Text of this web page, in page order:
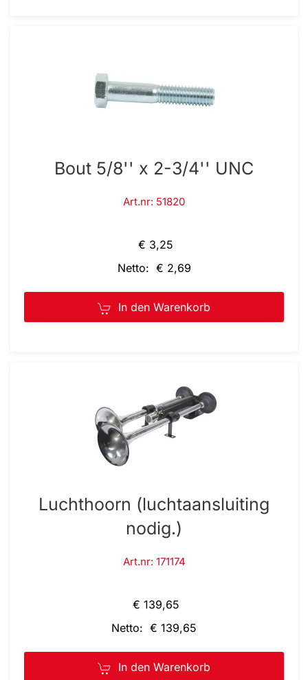
Bout 5/8'' x 2-3/4'' UNC
Art.nr: 51820
€ 3,25
Netto: € 2,69
In den Warenkorb
Luchthoorn (luchtaansluiting
nodig.)
Art.nr: 171174
€ 139,65
Netto: € 139,65
In den Warenkorb